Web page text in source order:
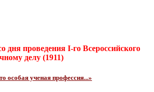
дня проведения I-го Всероссийского
делу (1911)
особая ученая профессия...»